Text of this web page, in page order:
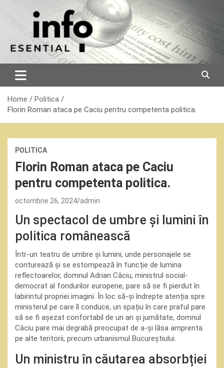
Home
Politica
Florin Roman ataca pe Caciu pentru competenta politica.
POLITICA
Florin Roman ataca pe Caciu
pentru competenta politica.
octombrie 26, 2024 admin
Un spectacol de umbre și lumini în
politica românească
Într-un teatru de umbre și lumini, unde personajele se
conturează și se estompează în funcție de lumina
reflectoarelor, domnul Adrian Câciu, ministrul social-
democrat al fondurilor europene, pare să se fi pierdut în
labirintul propriei imagini. În loc să-și îndrepte atenția spre
ministerul pe care îl conduce, un spațiu în care praful pare
să se fi așezat confortabil de un an și jumătate, domnul
Câciu pare mai degrabă preocupat de a-și lăsa amprenta
pe alte teritorii, precum urbanismul Bucureștiului.
Un ministru în căutarea absorbției